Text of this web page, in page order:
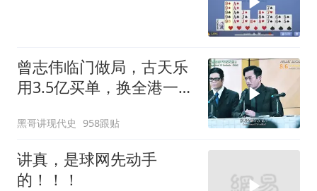
曾志伟临门做局，古天乐
用3.5亿买单，换全港一声
黑哥讲现代史 958跟贴
讲真，是球网先动手
的！！！